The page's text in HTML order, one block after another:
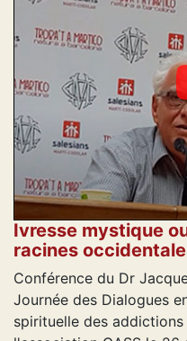
Ivresse mystique
racines
Conférence du Dr
Journée des Dialogues
spirituelle des